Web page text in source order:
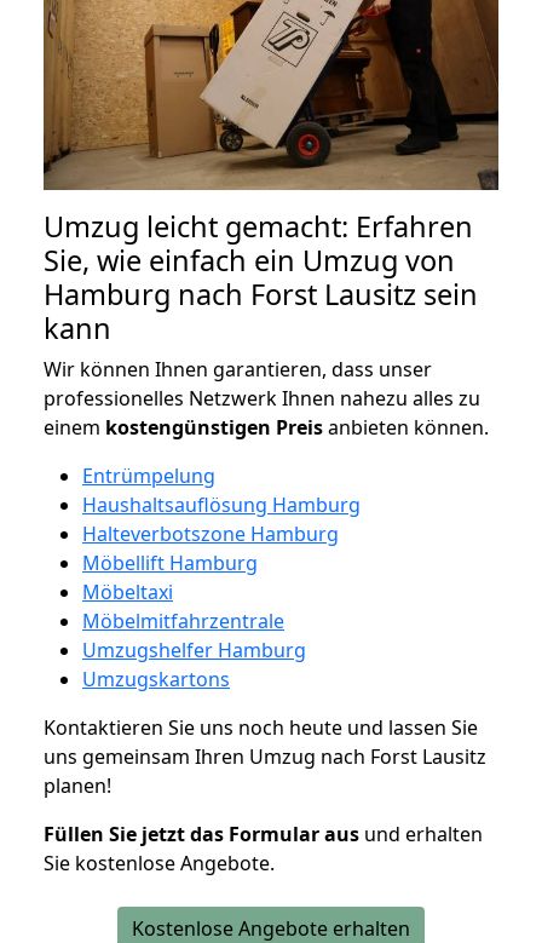
Umzug leicht gemacht: Erfahren
Sie, wie einfach ein Umzug von
Hamburg nach Forst Lausitz sein
kann
Wir können Ihnen garantieren, dass unser
professionelles Netzwerk Ihnen nahezu alles zu
einem kostengünstigen Preisanbieten können.
Entrümpelung
Haushaltsauflösung Hamburg
Halteverbotszone Hamburg
Möbellift Hamburg
Möbeltaxi
Möbelmitfahrzentrale
Umzugshelfer Hamburg
Umzugskartons
Kontaktieren Sie uns noch heute und lassen Sie
uns gemeinsam Ihren Umzug nach Forst Lausitz
planen!
Füllen Sie jetzt das Formular aus und erhalten
Sie kostenlose Angebote.
Kostenlose Angebote erhalten